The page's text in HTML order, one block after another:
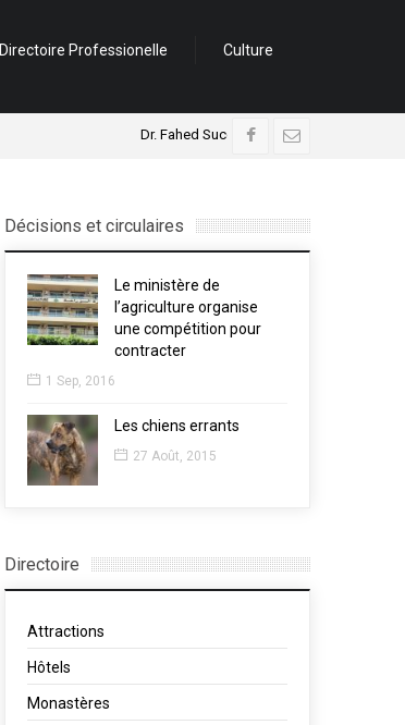
Directoire Professionelle Culture
Dr. Fahed Succar La municipalité
Décisions et circulaires
Le ministère de
l’agriculture organise
une compétition pour
contracter
1 Sep, 2016
Les chiens errants
27 Août, 2015
Directoire
Attractions
Hôtels
Monastères